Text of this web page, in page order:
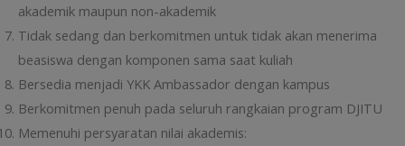
akademik maupun non-akademik
Tidak sedang dan berkomitmen untuk tidak akan menerima
beasiswa dengan komponen sama saat kuliah
Bersedia menjadi YKK Ambassador dengan kampus
Berkomitmen penuh pada seluruh rangkaian program DJITU
Memenuhi persyaratan nilai akademis: